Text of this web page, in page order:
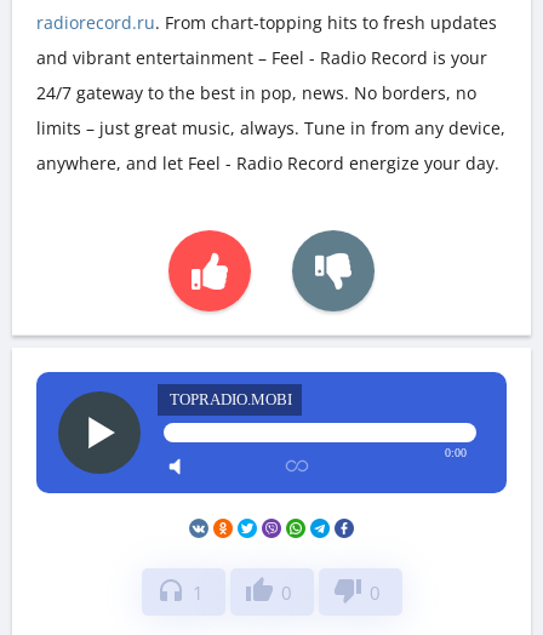
radiorecord.ru. From chart-topping hits to fresh updates
and vibrant entertainment – Feel - Radio Record is your
24/7 gateway to the best in pop, news. No borders, no
limits – just great music, always. Tune in from any device,
anywhere, and let Feel - Radio Record energize your day.
TOPRADIO.MOBI
0:00
headphones 1 thumb_up 0 thumb_down 0